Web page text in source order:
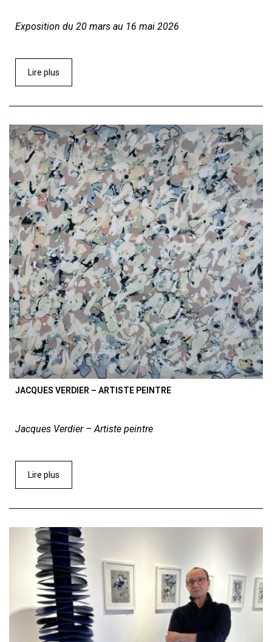
Exposition du 20 mars au 16 mai 2026
Lire plus
JACQUES VERDIER – ARTISTE PEINTRE
Jacques Verdier – Artiste peintre
Lire plus